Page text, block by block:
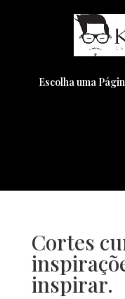
Escolha uma
Cortes
inspirar.